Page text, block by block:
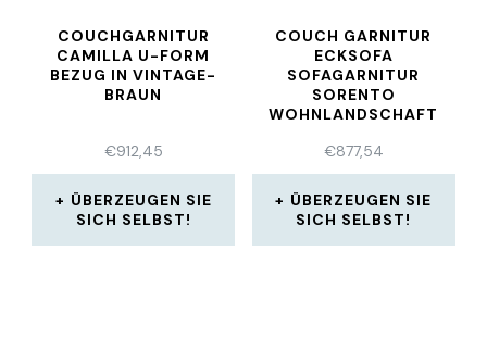
COUCHGARNITUR
CAMILLA U-FORM
BEZUG IN VINTAGE-
BRAUN
€912,45
ÜBERZEUGEN SIE
SICH SELBST!
COUCH GARNITUR
ECKSOFA
SOFAGARNITUR
SORENTO
WOHNLANDSCHAFT
€877,54
ÜBERZEUGEN SIE
SICH SELBST!